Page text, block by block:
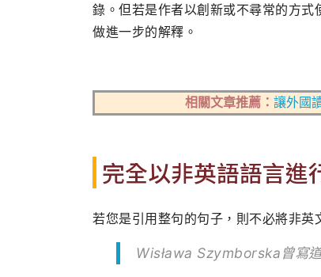
錄。但若是作者以創新或不尋常的方
做進一步的解釋。
相關文章推薦： 讓外國
完全以非英語語言進
若您是引用整句的句子，則不必將非英
Wisława Szymborska曾寫